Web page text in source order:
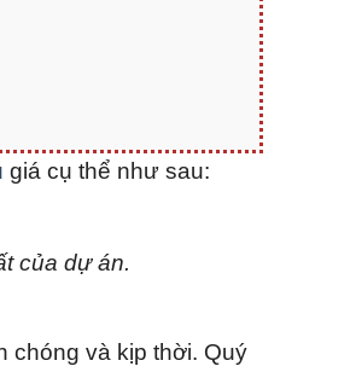
giá cụ thể như sau:
của dự án.
chóng và kịp thời. Quý